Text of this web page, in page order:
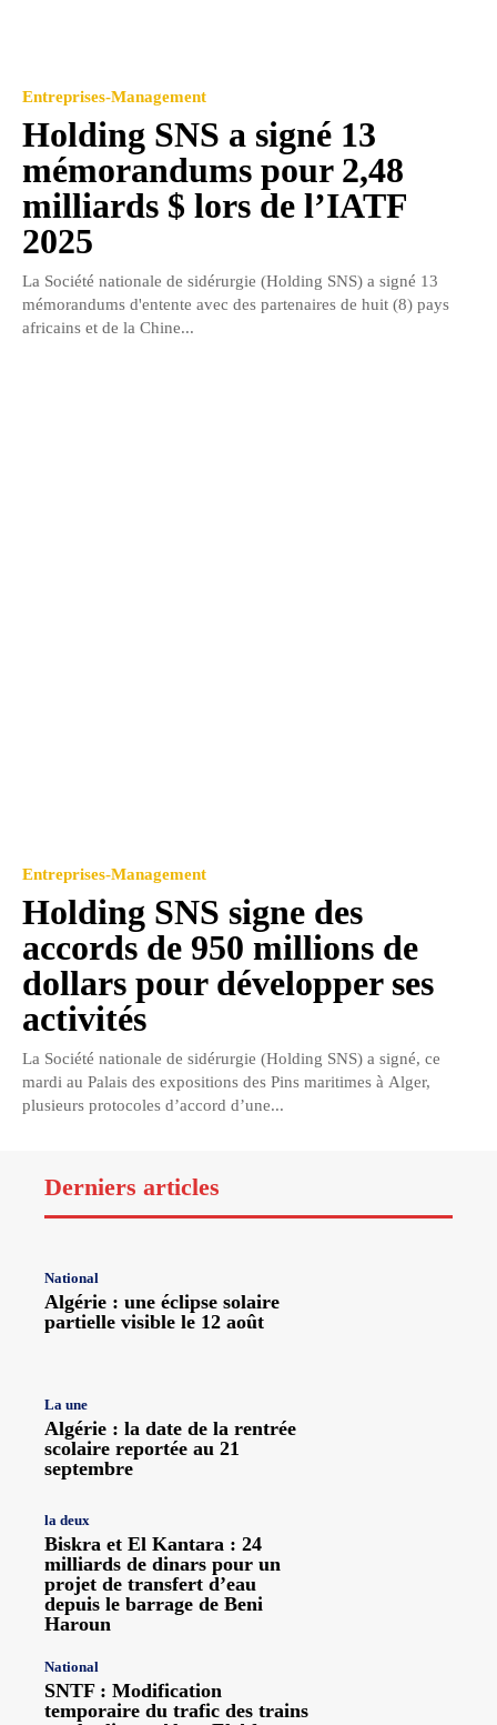
Entreprises-Management
Holding SNS a signé 13
mémorandums pour 2,48
milliards $ lors de l’IATF
2025
La Société nationale de sidérurgie (Holding SNS) a signé 13
mémorandums d'entente avec des partenaires de huit (8) pays
africains et de la Chine...
Entreprises-Management
Holding SNS signe des
accords de 950 millions de
dollars pour développer ses
activités
La Société nationale de sidérurgie (Holding SNS) a signé, ce
mardi au Palais des expositions des Pins maritimes à Alger,
plusieurs protocoles d’accord d’une...
Derniers articles
National
Algérie : une éclipse solaire
partielle visible le 12 août
La une
Algérie : la date de la rentrée
scolaire reportée au 21
septembre
la deux
Biskra et El Kantara : 24
milliards de dinars pour un
projet de transfert d’eau
depuis le barrage de Beni
Haroun
National
SNTF : Modification
temporaire du trafic des trains